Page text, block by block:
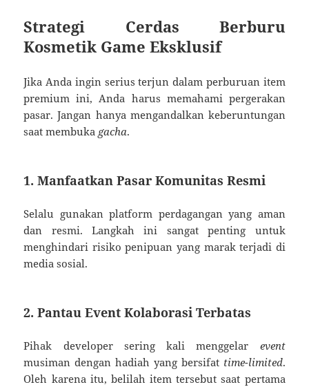
Strategi Cerdas Berburu
Kosmetik Game Eksklusif
Jika Anda ingin serius terjun dalam perburuan item
premium ini, Anda harus memahami pergerakan
pasar. Jangan hanya mengandalkan keberuntungan
saat membuka gacha.
1. Manfaatkan Pasar Komunitas Resmi
Selalu gunakan platform perdagangan yang aman
dan resmi. Langkah ini sangat penting untuk
menghindari risiko penipuan yang marak terjadi di
media sosial.
2. Pantau Event Kolaborasi Terbatas
Pihak developer sering kali menggelar event
musiman dengan hadiah yang bersifat time-limited.
Oleh karena itu, belilah item tersebut saat pertama